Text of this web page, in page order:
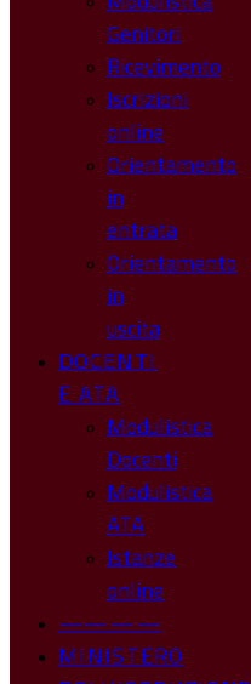
Genitori
Ricevimento
Iscrizioni
online
Orientamento
in
entrata
Orientamento
in
uscita
DOCENTI
E ATA
Modulistica
Docenti
Modulistica
ATA
Istanze
online
————
MINISTERO